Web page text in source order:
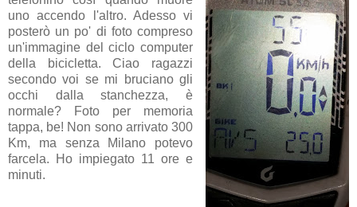
uno accendo l'altro. Adesso vi
posterò un po' di foto compreso
un'immagine del ciclo computer
della bicicletta. Ciao ragazzi
secondo voi se mi bruciano gli
occhi dalla stanchezza, è
normale? Foto per memoria
tappa, be! Non sono arrivato 300
Km, ma senza Milano potevo
farcela. Ho impiegato 11 ore e
minuti.